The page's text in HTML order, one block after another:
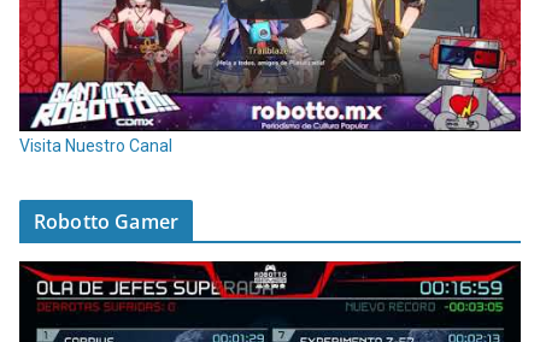
Visita Nuestro Canal
Robotto Gamer